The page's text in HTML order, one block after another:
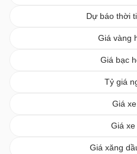
Dự báo thời
Giá vàng
Giá bạc
Tỷ giá
Giá
Giá
Giá xăng